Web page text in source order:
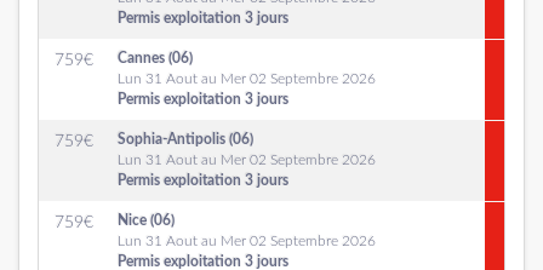
Permis exploitation 3 jours
759€
Cannes (06)
Lun 31 Aout au Mer 02 Septembre 2026
Permis exploitation 3 jours
759€
Sophia-Antipolis (06)
Lun 31 Aout au Mer 02 Septembre 2026
Permis exploitation 3 jours
759€
Nice (06)
Lun 31 Aout au Mer 02 Septembre 2026
Permis exploitation 3 jours